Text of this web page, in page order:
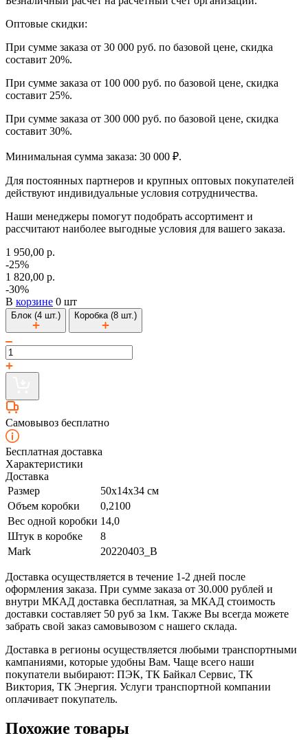
Оптовые скидки:
При сумме заказа от 30 000 руб. по базовой цене, скидка
составит 20%.
При сумме заказа от 100 000 руб. по базовой цене, скидка
составит 25%.
При сумме заказа от 300 000 руб. по базовой цене, скидка
составит 30%.
Минимальная сумма заказа: 30 000 ₽.
Для постоянных партнеров и крупных оптовых покупателей
действуют индивидуальные условия сотрудничества.
Наши менеджеры помогут подобрать ассортимент и
рассчитают наиболее выгодные условия для вашего заказа.
1 950,00 р.
-25%
1 820,00 р.
-30%
В корзине 0 шт
Блок (4 шт.) Коробка (8 шт.)
Самовывоз бесплатно
Бесплатная доставка
Характеристики
Доставка
Размер
50х14х34 см
Объем коробки
0,2100
Вес одной коробки 14,0
Штук в коробке
8
Mark
20220403_B
Доставка осуществляется в течение 1-2 дней после
оформления заказа. При сумме заказа от 30.000 рублей и
внутри МКАД доставка бесплатная, за МКАД стоимость
доставки составляет 50 руб за 1км. Также Вы всегда можете
забрать свой заказ самовывозом с нашего склада.
Доставка в регионы осуществляется любыми транспортными
кампаниями, которые удобны Вам. Чаще всего наши
покупатели выбирают: ПЭК, ТК Байкал Сервис, ТК
Виктория, ТК Энергия. Услуги транспортной компании
оплачивает покупатель.
Похожие товары